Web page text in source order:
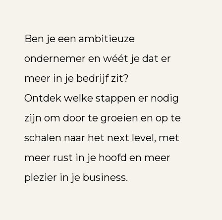
Ben je een ambitieuze
ondernemer en wéét je dat er
meer in je bedrijf zit?
Ontdek welke stappen er nodig
zijn om door te groeien en op te
schalen naar het next level, met
meer rust in je hoofd en meer
plezier in je business.